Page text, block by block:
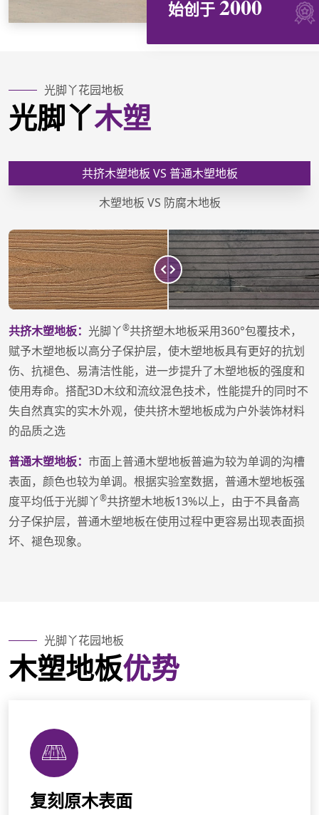
始创于2000
光脚丫花园地板
光脚丫木塑
共挤木塑地板 VS 普通木塑地板
木塑地板 VS 防腐木地板
共挤木塑地板： 光脚丫®共挤塑木地板采用360°包覆技术，
赋予木塑地板以高分子保护层，使木塑地板具有更好的抗划
伤、抗褪色、易清洁性能，进一步提升了木塑地板的强度和
使用寿命。搭配3D木纹和流纹混色技术，性能提升的同时不
失自然真实的实木外观，使共挤木塑地板成为户外装饰材料
的品质之选
普通木塑地板： 市面上普通木塑地板普遍为较为单调的沟槽
表面，颜色也较为单调。根据实验室数据，普通木塑地板强
度平均低于光脚丫®共挤塑木地板13%以上，由于不具备高
分子保护层，普通木塑地板在使用过程中更容易出现表面损
坏、褪色现象。
光脚丫花园地板
木塑地板优势
复刻原木表面